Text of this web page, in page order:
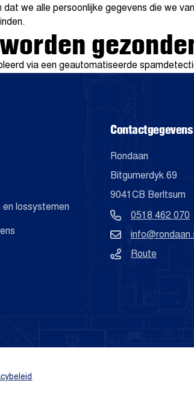
we alle persoonlijke gegevens die we
via een geautomatiseerde
en lossystemen
Contactgegevens
Rondaan
Bitgumerdyk 69
9041CB Berltsum
0518 462 070
Route